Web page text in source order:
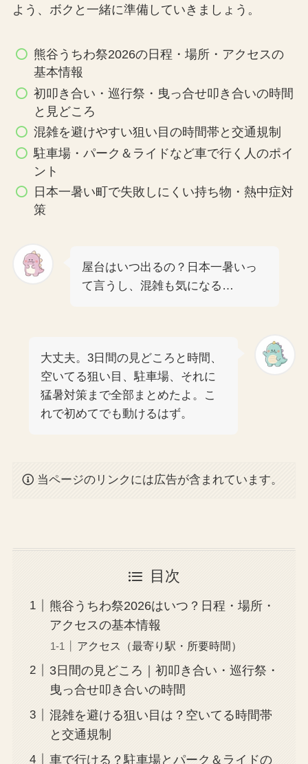
よう、ボクと一緒に準備していきましょう。
熊谷うちわ祭2026の日程・場所・アクセスの
基本情報
初叩き合い・巡行祭・曳っ合せ叩き合いの時間
と見どころ
混雑を避けやすい狙い目の時間帯と交通規制
駐車場・パーク＆ライドなど車で行く人のポイ
ント
日本一暑い町で失敗しにくい持ち物・熱中症対
策
屋台はいつ出るの？日本一暑いっ
て言うし、混雑も気になる…
大丈夫。3日間の見どころと時間、
空いてる狙い目、駐車場、それに
猛暑対策まで全部まとめたよ。こ
れで初めてでも動けるはず。
当ページのリンクには広告が含まれています。
目次
熊谷うちわ祭2026はいつ？日程・場所・
アクセスの基本情報
アクセス（最寄り駅・所要時間）
3日間の見どころ｜初叩き合い・巡行祭・
曳っ合せ叩き合いの時間
混雑を避ける狙い目は？空いてる時間帯
と交通規制
車で行ける？駐車場とパーク＆ライドの